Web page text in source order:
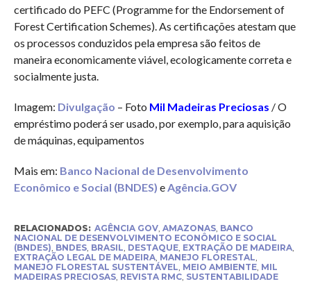
certificado do PEFC (Programme for the Endorsement of
Forest Certification Schemes). As certificações atestam que
os processos conduzidos pela empresa são feitos de
maneira economicamente viável, ecologicamente correta e
socialmente justa.
Imagem: Divulgação – Foto Mil Madeiras Preciosas / O
empréstimo poderá ser usado, por exemplo, para aquisição
de máquinas, equipamentos
Mais em: Banco Nacional de Desenvolvimento
Econômico e Social (BNDES) eAgência.GOV
RELACIONADOS: AGÊNCIA GOV, AMAZONAS, BANCO
NACIONAL DE DESENVOLVIMENTO ECONÔMICO E SOCIAL
(BNDES), BNDES, BRASIL, DESTAQUE, EXTRAÇÃO DE MADEIRA,
EXTRAÇÃO LEGAL DE MADEIRA, MANEJO FLORESTAL,
MANEJO FLORESTAL SUSTENTÁVEL, MEIO AMBIENTE, MIL
MADEIRAS PRECIOSAS, REVISTA RMC, SUSTENTABILIDADE